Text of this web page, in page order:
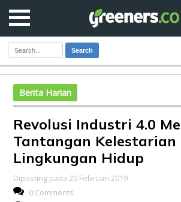
Search
Berita Harian
Revolusi Industri 4.0
Tantangan Kelestarian
Lingkungan Hidup
Diposting pada 20 Februari 2019
0 Comments